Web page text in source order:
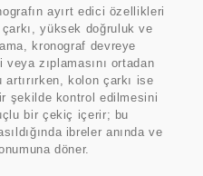
ayırt edici özellikleri
yüksek doğruluk ve
kronograf devreye
zıplamasını ortadan
artırırken, kolon çarkı ise
şekilde kontrol edilmesini
bir çekiç içerir; bu
ibreler anında ve
döner.